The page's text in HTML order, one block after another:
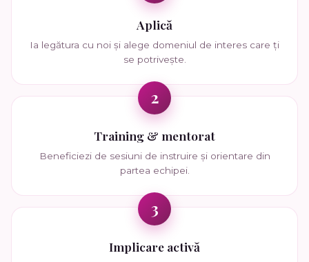
Aplică
Ia legătura cu noi și alege domeniul de interes care ți
se potrivește.
2
Training & mentorat
Beneficiezi de sesiuni de instruire și orientare din
partea echipei.
3
Implicare activă